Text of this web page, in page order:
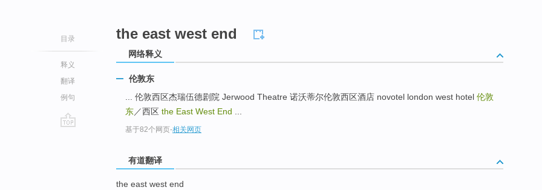
目录
释义
翻译
例句
the east west end
网络释义
伦敦东
... 伦敦西区杰瑞伍德剧院 Jerwood Theatre 诺沃蒂尔伦敦西区酒店 novotel london west hotel 伦敦
东／西区 the East West End
基于82个网页-相关网页
有道翻译
the east west end